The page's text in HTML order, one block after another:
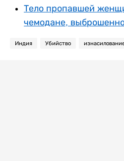
Тело пропавшей
чемодане,
Индия Убийство